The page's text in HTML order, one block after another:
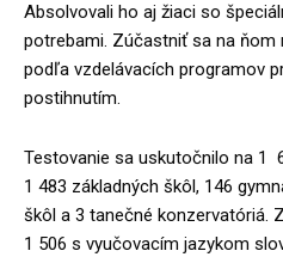
Absolvovali ho aj žiaci so
potrebami. Zúčastniť sa na ňom
podľa vzdelávacích programov
postihnutím.
Testovanie sa uskutočnilo na 1
1 483 základných škôl, 146
škôl a 3 tanečné konzervatóriá.
1 506 s vyučovacím jazykom